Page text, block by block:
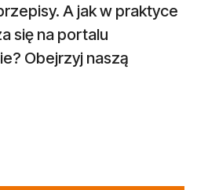
A jak w praktyce
się na portalu
Obejrzyj naszą